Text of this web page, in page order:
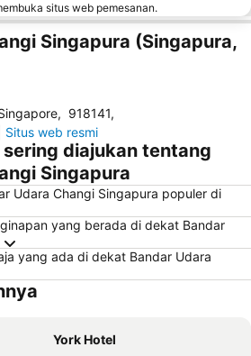
situs web pemesanan.
Singapura (Singapura,
, 918141,
Situs web resmi
diajukan tentang
Singapura
Udara Changi Singapura populer di
yang berada di dekat Bandar
yang ada di dekat Bandar Udara
York Hotel